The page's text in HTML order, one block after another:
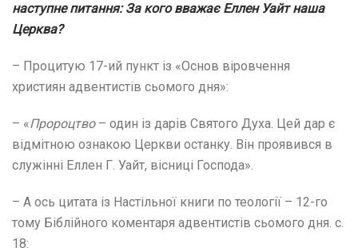
наступне питання: За кого вважає Еллен Уайт наша
Церква?
– Процитую 17-ий пункт із «Основ віровчення
християн адвентистів сьомого дня»:
– «Пророцтво– один із дарів Святого Духа. Цей дар є
відмітною ознакою Церкви останку. Він проявився в
служінні Еллен Г. Уайт, вісниці Господа».
– А ось цитата із Настільної книги по теології – 12-го
тому Біблійного коментаря адвентистів сьомого дня. с.
18: